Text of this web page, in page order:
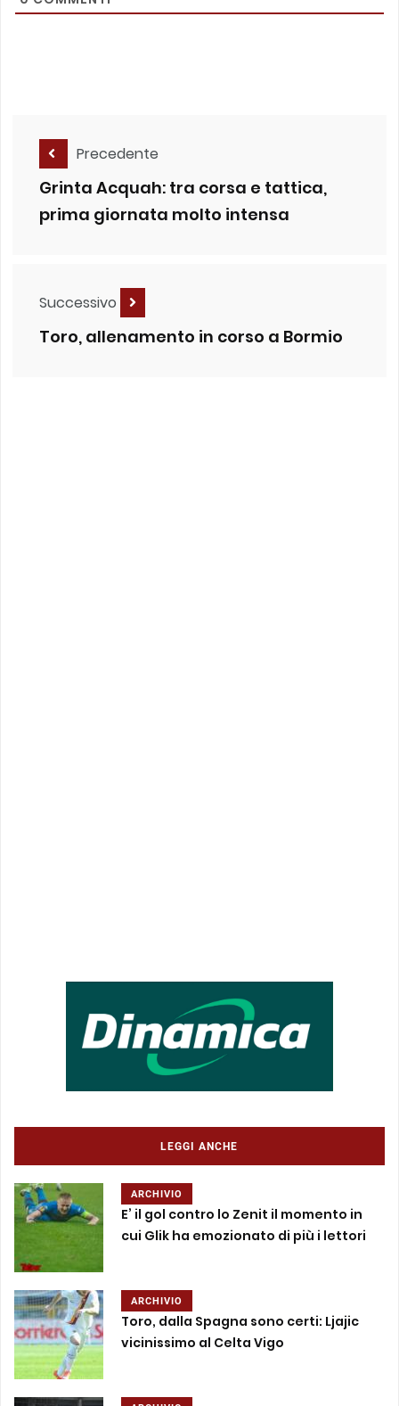
Precedente
Grinta Acquah: tra corsa e tattica,
prima giornata molto intensa
Successivo
Toro, allenamento in corso a Bormio
LEGGI ANCHE
ARCHIVIO
E’ il gol contro lo Zenit il momento in
cui Glik ha emozionato di più i lettori
ARCHIVIO
Toro, dalla Spagna sono certi: Ljajic
vicinissimo al Celta Vigo